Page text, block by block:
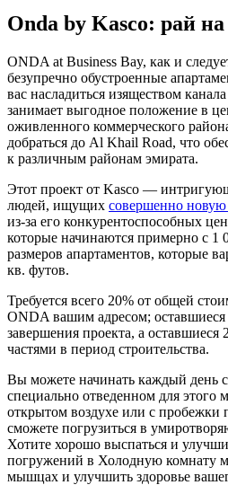
Onda by Kasco: рай
ONDA at Business Bay, как и
безупречно обустроенные
вас насладиться изяществом
занимает выгодное положение в
оживленного коммерческого
добраться до Al Khail Road, что
к различным районам эмирата.
Этот проект от Kasco —
людей, ищущих совершенно новую
из-за его конкурентоспособных
которые начинаются примерно с
размеров апартаментов, которые
кв. футов.
Требуется всего 20% от общей
ONDA вашим адресом;
завершения проекта, а оставшиеся
частями в период строительства.
Вы можете начинать каждый день
специально отведенном для этого
открытом воздухе или с
сможете погрузиться в
Хотите хорошо выспаться и
погружений в Холодную комнату
мышцах и улучшить здоровье